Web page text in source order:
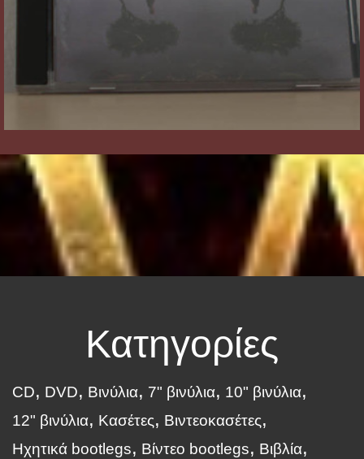
Κατηγορίες
CD DVD Βινύλια 7" βινύλια
10" βινύλια
12" βινύλια
Κασέτες
Βιντεοκασέτες
Ηχητικά bootlegs
Βίντεο bootlegs
Βιβλία